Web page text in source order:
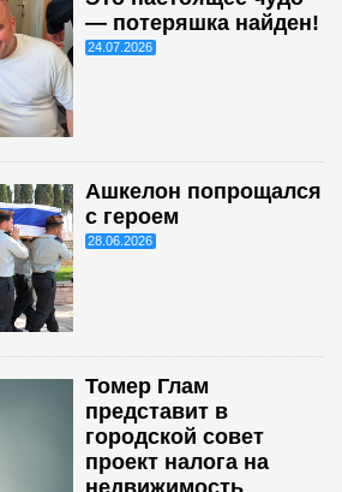
— потеряшка найден!
24.07.2026
Ашкелон попрощался
с героем
28.06.2026
Томер Глам
представит в
городской совет
проект налога на